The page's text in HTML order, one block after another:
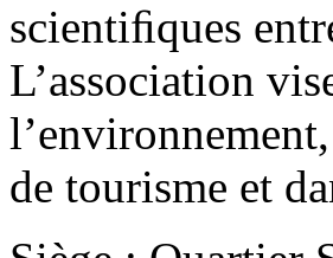
scientiﬁques
L’association
de tourisme et